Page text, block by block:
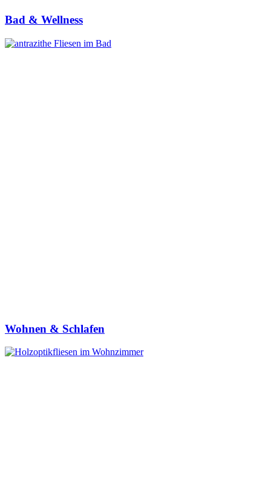
Bad & Wellness
Wohnen & Schlafen